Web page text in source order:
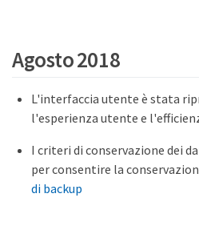
Agosto 2018
L'interfaccia utente è stata
l'esperienza utente e
I criteri di conservazione dei
per consentire la
di backup